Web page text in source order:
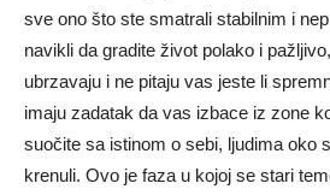
sve ono što ste smatrali stabilnim i
navikli da gradite život polako i
ubrzavaju i ne pitaju vas jeste li
imaju zadatak da vas izbace iz zone
suočite sa istinom o sebi, ljudima oko
krenuli. Ovo je faza u kojoj se stari